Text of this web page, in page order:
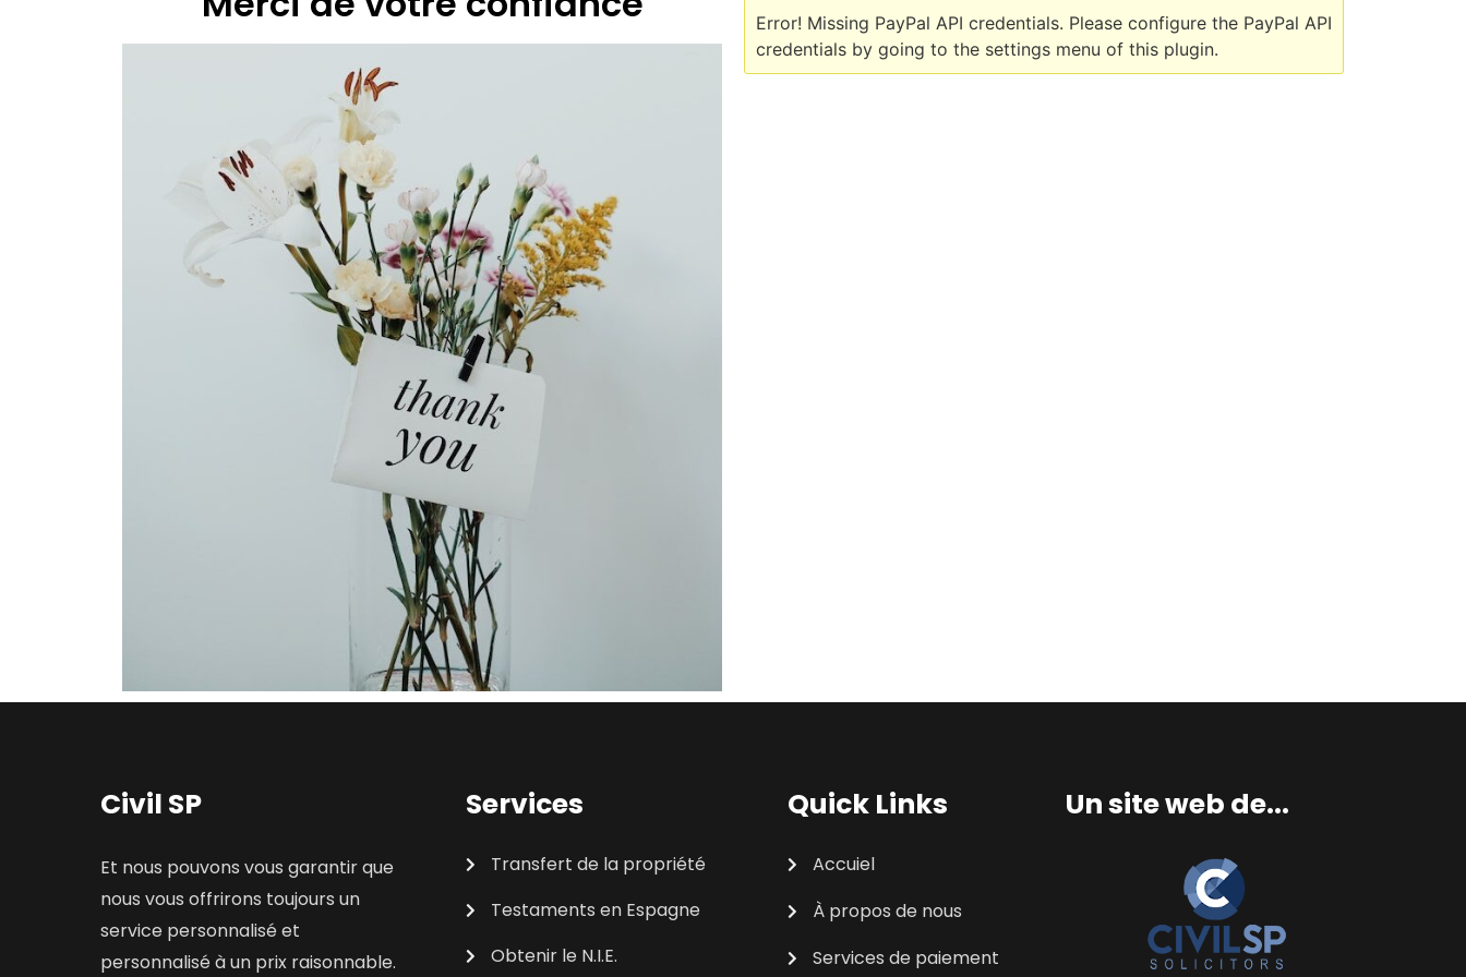
Error! Missing PayPal API credentials. Please configure the PayPal API
credentials by going to the settings menu of this plugin.
Civil SP
Et nous pouvons vous garantir que
nous vous offrirons toujours un
service personnalisé et
personnalisé à un prix raisonnable.
Services
Transfert de la propriété
Testaments en Espagne
Obtenir le N.I.E.
Quick Links
Accuiel
À propos de nous
Services de paiement
Un site web de...